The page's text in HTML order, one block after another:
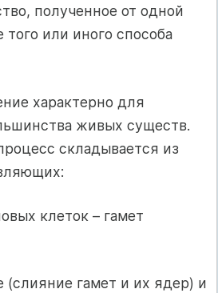
полученное от одной
того или иного способа
характерно для
живых существ.
складывается из
клеток – гамет
(слияние гамет и их ядер) и